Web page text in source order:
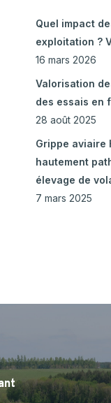
Quel impact
exploitation ?
16 mars 2026
Valorisation
des essais en
28 août 2025
Grippe aviaire
hautement
élevage de
7 mars 2025